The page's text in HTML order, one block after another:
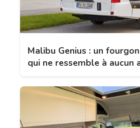
Malibu Genius : un
qui ne ressemble à aucun